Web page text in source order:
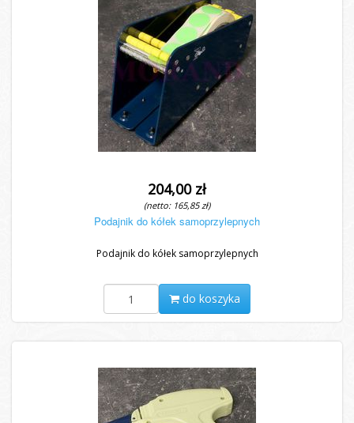
204,00 zł
(netto: 165,85 zł)
Podajnik do kółek samoprzylepnych
Podajnik do kółek samoprzylepnych
do koszyka